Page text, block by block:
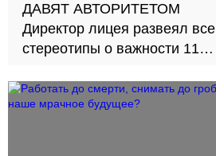
ДАВЯТ АВТОРИТЕТОМ
Директор лицея развеял все
стереотипы о важности 11